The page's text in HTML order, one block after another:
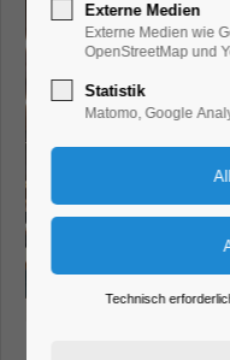
Externe Medien
Externe Medien wie
OpenStreetMap und
Statistik
Matomo, Google
Technisch